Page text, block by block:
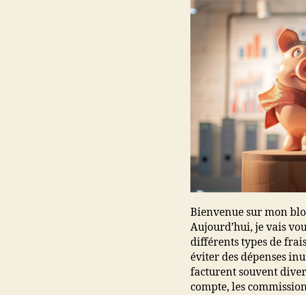
Bienvenue sur mon
Aujourd’hui, je vais
différents types de
éviter des dépenses
facturent souvent
compte, les